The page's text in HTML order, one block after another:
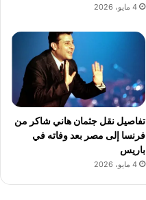
4 مايو، 2026
تفاصيل نقل جثمان هاني شاكر من
فرنسا إلى مصر بعد وفاته في
باريس
4 مايو، 2026